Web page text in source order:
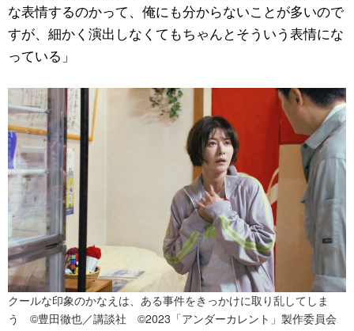
な表情するのかって、俺にも分からないことが多いので
すが、細かく演出しなくてもちゃんとそういう表情にな
っている」
クールな印象のかなえは、ある事件をきっかけに取り乱してしま
う ©豊田徹也／講談社 ©2023「アンダーカレント」製作委員会